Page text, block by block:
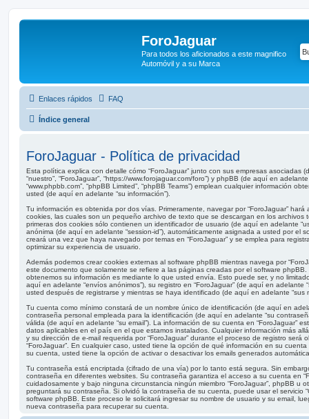
ForoJaguar
Para todos los aficionados a este magnifico
Automóvil y a su Marca
Enlaces rápidos FAQ
Índice general
ForoJaguar - Política de privacidad
Esta política explica con detalle cómo “ForoJaguar” junto con sus empresas asociadas
“nuestro”, “ForoJaguar”, “https://www.forojaguar.com/foro”) y phpBB (de aquí en adelante
“www.phpbb.com”, “phpBB Limited”, “phpBB Teams”) emplean cualquier información
usted (de aquí en adelante “su información”).
Tu información es obtenida por dos vías. Primeramente, navegar por “ForoJaguar”
cookies, las cuales son un pequeño archivo de texto que se descargan en los archivos
primeras dos cookies sólo contienen un identificador de usuario (de aquí en adelante
anónima (de aquí en adelante “session-id”), automáticamente asignada a usted por el
creará una vez que haya navegado por temas en “ForoJaguar” y se emplea para
optimizar su experiencia de usuario.
Además podemos crear cookies externas al software phpBB mientras navega por
este documento que solamente se refiere a las páginas creadas por el software
obtenemos su información es mediante lo que usted envía. Esto puede ser, y no
aquí en adelante “envíos anónimos”), su registro en “ForoJaguar” (de aquí en adelante
usted después de registrarse y mientras se haya identificado (de aquí en adelante “sus
Tu cuenta como mínimo constará de un nombre único de identificación (de aquí en
contraseña personal empleada para la identificación (de aquí en adelante “su
válida (de aquí en adelante “su email”). La información de su cuenta en “ForoJaguar”
datos aplicables en el país en el que estamos instalados. Cualquier información más
y su dirección de e-mail requerida por “ForoJaguar” durante el proceso de registro será
“ForoJaguar”. En cualquier caso, usted tiene la opción de qué información en su
su cuenta, usted tiene la opción de activar o desactivar los emails generados
Tu contraseña está encriptada (cifrado de una vía) por lo tanto está segura. Sin
contraseña en diferentes websites. Su contraseña garantiza el acceso a su cuenta en
cuidadosamente y bajo ninguna circunstancia ningún miembro “ForoJaguar”, phpBB u
preguntará su contraseña. Si olvidó la contraseña de su cuenta, puede usar el servicio
software phpBB. Este proceso le solicitará ingresar su nombre de usuario y su email,
nueva contraseña para recuperar su cuenta.